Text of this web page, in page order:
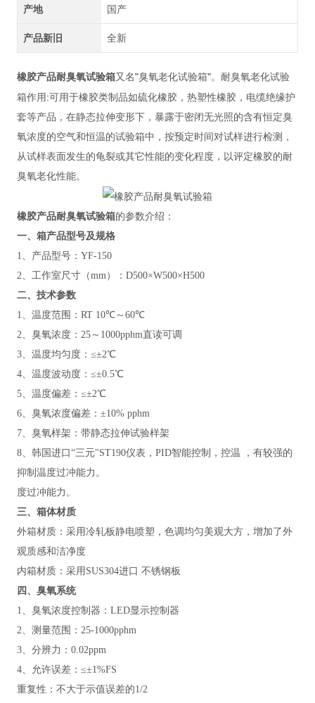
产地 国产
产品新旧 全新
橡胶产品耐臭氧试验箱又名"臭氧老化试验箱"。耐臭氧老化试验
箱作用 :可用于橡胶类制品如硫化橡胶，热塑性橡胶，电缆绝缘护
套等产品，在静态拉伸变形下，暴露于密闭无光照的含有恒定臭
氧浓度的空气和恒温的试验箱中，按预定时间对试样进行检测，
从试样表面发生的龟裂或其它性能的变化程度，以评定橡胶的耐
臭氧老化性能。
橡胶产品耐臭氧试验箱的参数介绍：
一、箱产品型号及规格
1、产品型号：YF-150
2、工作室尺寸（mm）：D500×W500×H500
二、技术参数
1、温度范围：RT 10℃～60℃
2、臭氧浓度：25～1000pphm直读可调
3、温度均匀度：≤±2℃
4、温度波动度：≤±0.5℃
5、温度偏差：≤±2℃
6、臭氧浓度偏差：±10% pphm
7、臭氧样架：带静态拉伸试验样架
8、韩国进口“三元"ST190仪表，PID智能控制，控温 ，有较强的
抑制温度过冲能力。
度过冲能力。
三、箱体材质
外箱材质：采用冷轧板静电喷塑，色调均匀美观大方，增加了外
观质感和洁净度
内箱材质：采用 SUS304进口 不锈钢板
四、臭氧系统
1、臭氧浓度控制器：LED显示控制器
2、测量范围：25-1000pphm
3、分辨力：0.02ppm
4、允许误差：≤±1%FS
重复性：不大于示值误差的1/2